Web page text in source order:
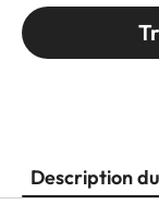
Description